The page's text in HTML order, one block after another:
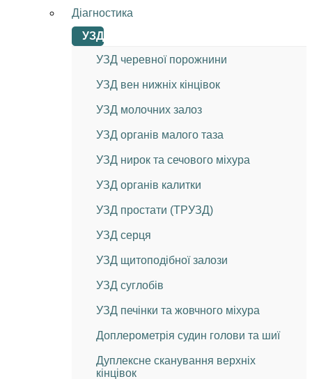
Діагностика
УЗД
УЗД черевної порожнини
УЗД вен нижніх кінцівок
УЗД молочних залоз
УЗД органів малого таза
УЗД нирок та сечового міхура
УЗД органів калитки
УЗД простати (ТРУЗД)
УЗД серця
УЗД щитоподібної залози
УЗД суглобів
УЗД печінки та жовчного міхура
Доплерометрія судин голови та шиї
Дуплексне сканування верхніх
кінцівок